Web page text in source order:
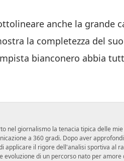
anche la grande
la completezza del
bianconero abbia
nel giornalismo la tenacia tipica delle
a 360 gradi. Dopo aver
applicare il rigore dell'analisi sportiva al
evoluzione di un percorso nato per amore